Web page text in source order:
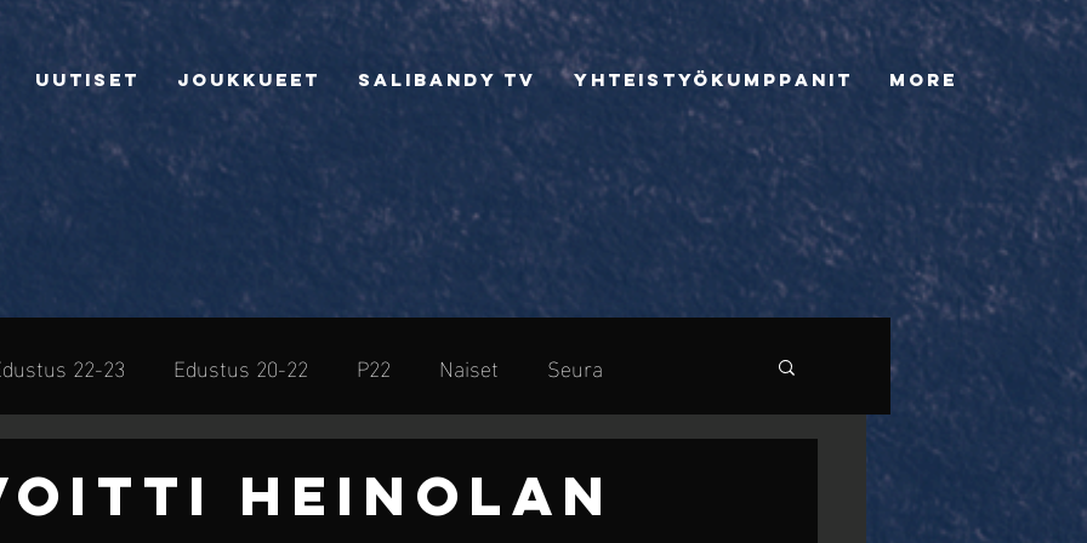
Uutiset Joukkueet Salibandy TV Yhteistyökumppanit More
22-23 Edustus 20-22 P22 Naiset Seura
HEINOLAN